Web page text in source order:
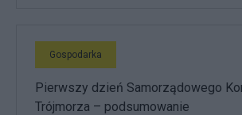
Gospodarka
Pierwszy dzień Samorządowego
Trójmorza – podsumowanie